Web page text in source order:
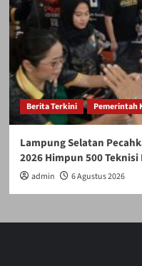
Berita Terkini Pemerintah
Lampung Selatan
2026 Himpun 500
admin 6 Agustus 2026